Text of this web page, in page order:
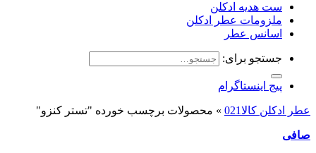
ست هدیه ادکلن
ملزومات عطر ادکلن
اسانس عطر
جستجو برای:
پیج اینستاگرام
عطر ادکلن کالا021 » محصولات برچسب خورده "تستر کنزو"
صافی